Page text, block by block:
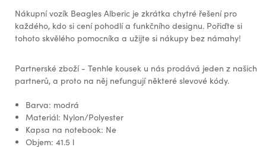
Nákupní vozík Beagles Alberic je zkrátka chytré řešení pro
každého, kdo si cení pohodlí a funkčního designu. Pořiďte si
tohoto skvělého pomocníka a užijte si nákupy bez námahy!
Partnerské zboží - Tenhle kousek u nás prodává jeden z našich
partnerů, a proto na něj nefungují některé slevové kódy.
Barva: modrá
Materiál: Nylon/Polyester
Kapsa na notebook: Ne
Objem: 41.5 l